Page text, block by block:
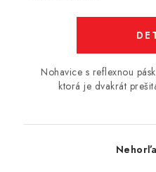
Nohavice s reflexnou
ktorá je dvakrát